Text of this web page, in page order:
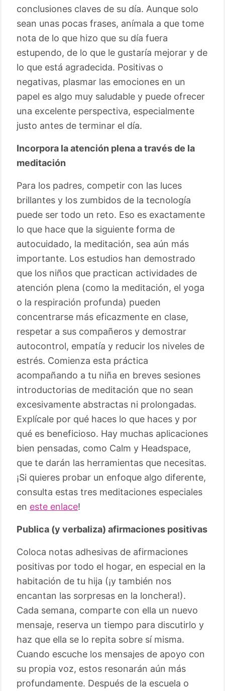
conclusiones claves de su día. Aunque solo
sean unas pocas frases, anímala a que tome
nota de lo que hizo que su día fuera
estupendo, de lo que le gustaría mejorar y de
lo que está agradecida. Positivas o
negativas, plasmar las emociones en un
papel es algo muy saludable y puede ofrecer
una excelente perspectiva, especialmente
justo antes de terminar el día.
Incorpora la atención plena a través de la
meditación
Para los padres, competir con las luces
brillantes y los zumbidos de la tecnología
puede ser todo un reto. Eso es exactamente
lo que hace que la siguiente forma de
autocuidado, la meditación, sea aún más
importante. Los estudios han demostrado
que los niños que practican actividades de
atención plena (como la meditación, el yoga
o la respiración profunda) pueden
concentrarse más eficazmente en clase,
respetar a sus compañeros y demostrar
autocontrol, empatía y reducir los niveles de
estrés. Comienza esta práctica
acompañando a tu niña en breves sesiones
introductorias de meditación que no sean
excesivamente abstractas ni prolongadas.
Explícale por qué haces lo que haces y por
qué es beneficioso. Hay muchas aplicaciones
bien pensadas, como Calm y Headspace,
que te darán las herramientas que necesitas.
¡Si quieres probar un enfoque algo diferente,
consulta estas tres meditaciones especiales
en este enlace!
Publica (y verbaliza) afirmaciones positivas
Coloca notas adhesivas de afirmaciones
positivas por todo el hogar, en especial en la
habitación de tu hija (¡y también nos
encantan las sorpresas en la lonchera!).
Cada semana, comparte con ella un nuevo
mensaje, reserva un tiempo para discutirlo y
haz que ella se lo repita sobre sí misma.
Cuando escuche los mensajes de apoyo con
su propia voz, estos resonarán aún más
profundamente. Después de la escuela o